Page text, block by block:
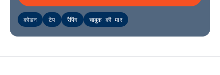
कोडन टेप रैपिंग चाबुक की मार